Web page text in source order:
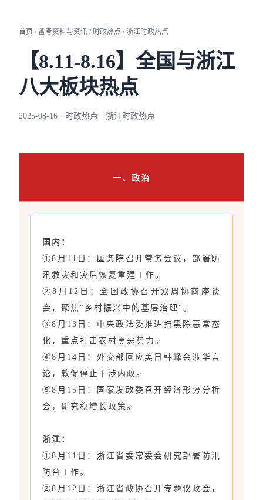
首页 / 备考资料与资讯 / 时政热点 / 浙江时政热点
【8.11-8.16】全国与浙江
八大板块热点
2025-08-16 · 时政热点 · 浙江时政热点
一、政治
国内：
①8月11日：国务院召开常务会议，部署防
汛救灾和灾后恢复重建工作。
②8月12日：全国政协召开双周协商座谈
会，聚焦"乡村振兴中的基层治理"。
③8月13日：中央政法委推进扫黑除恶常态
化，重点打击农村黑恶势力。
④8月14日：外交部回应美日韩峰会涉华言
论，敦促停止干涉内政。
⑤8月15日：国家发改委召开经济形势分析
会，研究稳增长政策。
浙江：
①8月11日：浙江省委常委会研究部署防汛
防台工作。
②8月12日：浙江省政协召开专题议政会，